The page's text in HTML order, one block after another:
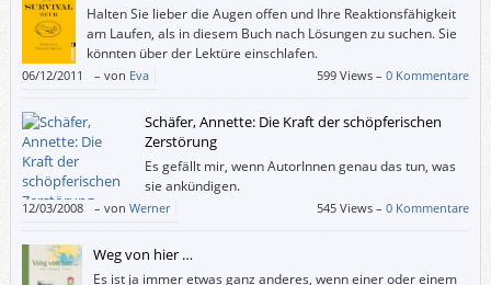
Halten Sie lieber die Augen offen und Ihre Reaktionsfähigkeit
am Laufen, als in diesem Buch nach Lösungen zu suchen. Sie
könnten über der Lektüre einschlafen.
06/12/2011 – von Eva 599 Views –0 Kommentare
Schäfer, Annette: Die Kraft der schöpferischen
Zerstörung
Es gefällt mir, wenn AutorInnen genau das tun, was
sie ankündigen.
12/03/2008 – von Werner 545 Views –0 Kommentare
Weg von hier …
Es ist ja immer etwas ganz anderes, wenn einer oder einem